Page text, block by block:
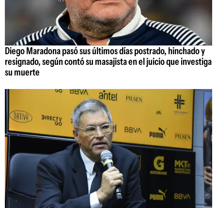
Diego Maradona pasó sus últimos días postrado, hinchado y
resignado, según contó su masajista en el juicio que investiga
su muerte